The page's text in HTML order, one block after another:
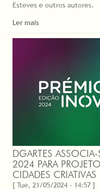
Esteves e outros autores.
Ler mais
DGARTES
2024 PARA
CIDADES CRIATIVAS
[ Tue, 21/05/2024 - 14:57 ]